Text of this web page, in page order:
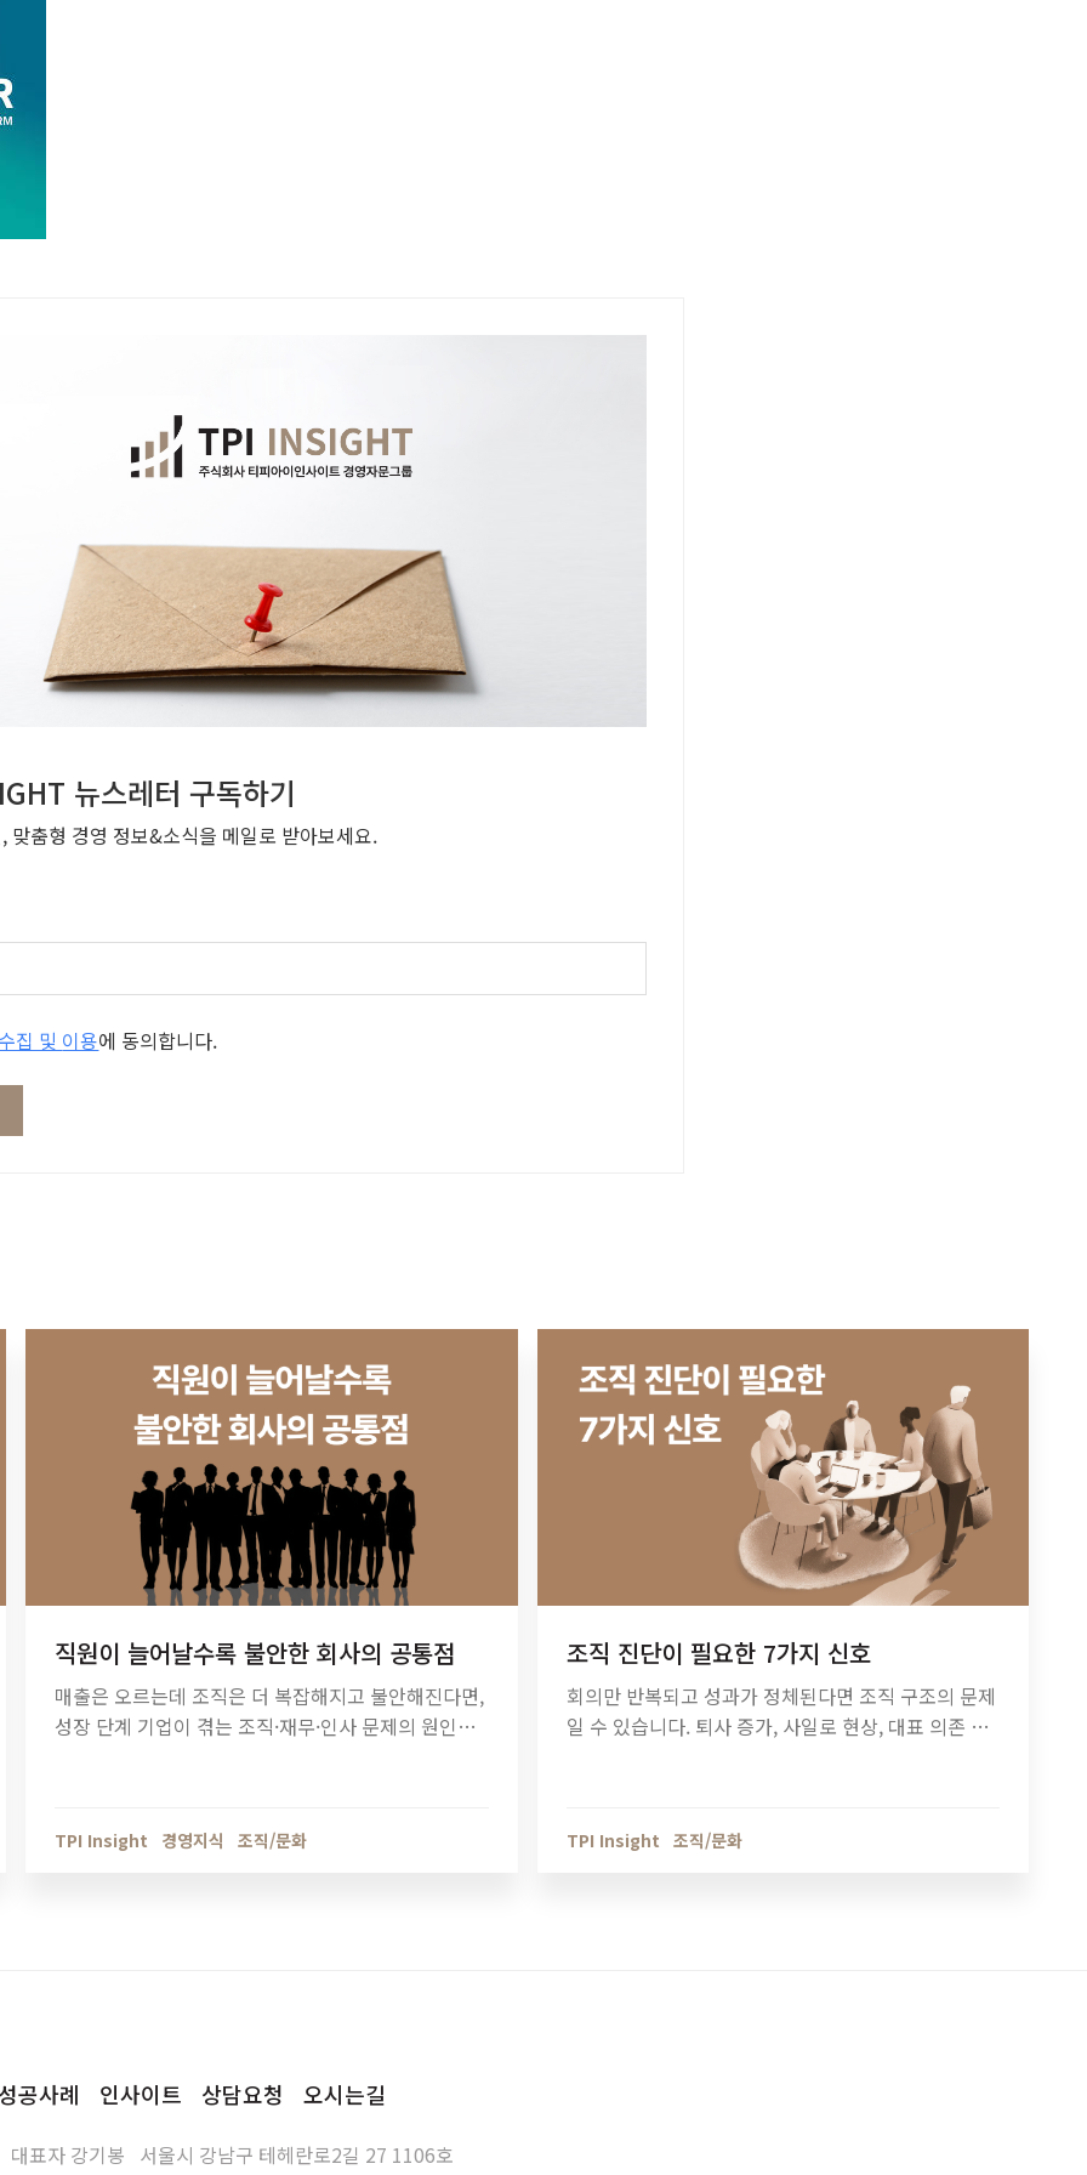
뉴스레터 구독하기
맞춤형 경영 정보&소식을 메일로 받아보세요.
개인정보 수집 및 이용에 동의합니다.
직원이 늘어날수록 불안한 회사의 공통점
매출은 오르는데 조직은 더 복잡해지고 불안해진다면,
성장 단계 기업이 겪는 조직·재무·인사 문제의 원인을
TPI Insight 경영지식 조직/문화
조직 진단이 필요한 7가지 신호
회의만 반복되고 성과가 정체된다면 조직 구조의 문제
일 수 있습니다. 퇴사 증가, 사일로 현상, 대표 의존 구
TPI Insight 조직/문화
공사례 인사이트 상담요청 오시는길
대표자 강기봉 서울시 강남구 테헤란로2길 27 1106호